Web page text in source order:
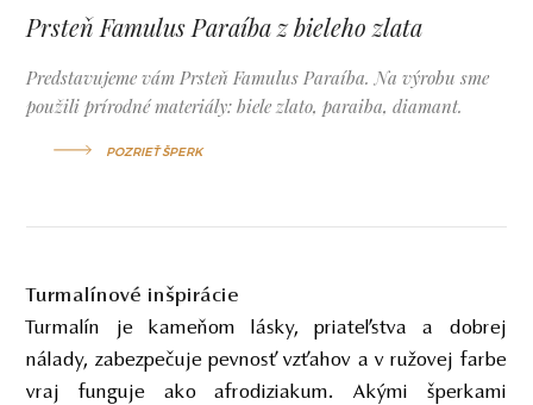
Prsteň Famulus Paraíba z bieleho zlata
Predstavujeme vám Prsteň Famulus Paraíba. Na výrobu sme
použili prírodné materiály: biele zlato, paraiba, diamant.
POZRIEŤ ŠPERK
Turmalínové inšpirácie
Turmalín je kameňom lásky, priateľstva a dobrej
nálady, zabezpečuje pevnosť vzťahov a v ružovej farbe
vraj funguje ako afrodiziakum. Akými šperkami